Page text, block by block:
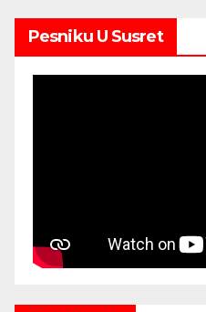
Pesniku U Susret